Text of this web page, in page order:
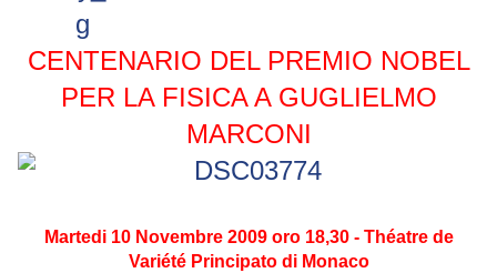
CENTENARIO DEL PREMIO NOBEL
PER LA FISICA A GUGLIELMO
MARCONI
Martedi 10 Novembre 2009 oro 18,30 - Théatre de
Variété Principato di Monaco